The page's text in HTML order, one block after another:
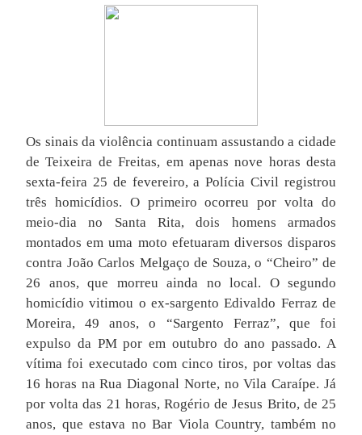
Os sinais da violência continuam assustando a cidade
de Teixeira de Freitas, em apenas nove horas desta
sexta-feira 25 de fevereiro, a Polícia Civil registrou
três homicídios. O primeiro ocorreu por volta do
meio-dia no Santa Rita, dois homens armados
montados em uma moto efetuaram diversos disparos
contra João Carlos Melgaço de Souza, o “Cheiro” de
26 anos, que morreu ainda no local. O segundo
homicídio vitimou o ex-sargento Edivaldo Ferraz de
Moreira, 49 anos, o “Sargento Ferraz”, que foi
expulso da PM por em outubro do ano passado. A
vítima foi executado com cinco tiros, por voltas das
16 horas na Rua Diagonal Norte, no Vila Caraípe. Já
por volta das 21 horas, Rogério de Jesus Brito, de 25
anos, que estava no Bar Viola Country, também no